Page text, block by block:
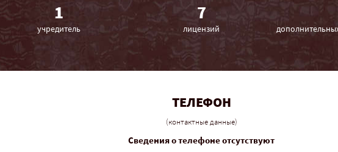
1
учредитель
7
лицензий
ТЕЛЕФОН
(контактные данные)
Сведения о телефоне отсутствуют